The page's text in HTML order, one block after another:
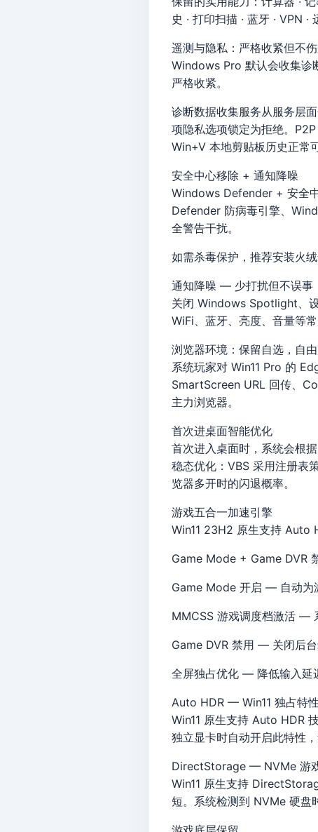
史 · 打印扫描 · 蓝牙 · VPN ·
遥测与隐私：严格收紧但不
Windows Pro 默认会收集诊
严格收紧。
诊断数据收集服务从服务层
项隐私选项锁定为拒绝。
Win+V 本地剪贴板历史正常可
安全中心移除 + 通知降噪
Windows Defender + 安全
Defender 防病毒引擎、
全警告干扰。
如需杀毒保护，推荐安装火
通知降噪 — 少打扰但不误事
关闭 Windows Spotlight、
WiFi、蓝牙、亮度、音量等常
浏览器环境：保留自选，自
系统玩家对 Win11 Pro 的
SmartScreen URL 回传、
主力浏览器。
首次进桌面智能优化
首次进入桌面时，系统会根
稳态优化：VBS 采用注册表
览器多开时的闪退概率。
游戏五合一加速引擎
Win11 23H2 原生支持 Auto
Game Mode + Game DVR
Game Mode 开启 — 自动为
MMCSS 游戏调度档激活 —
Game DVR 禁用 — 关闭后
全屏独占优化 — 降低输入延
Auto HDR — Win11 独占特性
Win11 原生支持 Auto HDR
独立显卡时自动开启此特性
DirectStorage — NVMe 游
Win11 原生支持
短。系统检测到 NVMe 硬盘